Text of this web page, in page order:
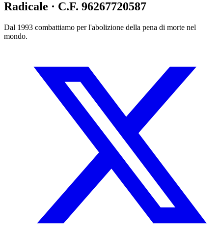
Radicale · C.F. 96267720587
Dal 1993 combattiamo per l'abolizione della pena di morte nel
mondo.